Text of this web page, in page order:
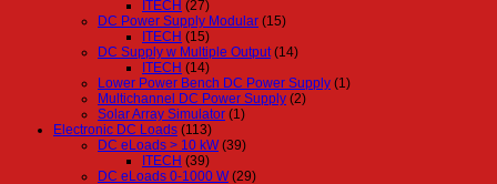
ITECH (27)
DC Power Supply Modular (15)
ITECH (15)
DC Supply w Multiple Output (14)
ITECH (14)
Lower Power Bench DC Power Supply (1)
Multichannel DC Power Supply (2)
Solar Array Simulator (1)
Electronic DC Loads (113)
DC eLoads > 10 kW (39)
ITECH (39)
DC eLoads 0-1000 W (29)